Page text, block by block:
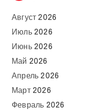
Август 2026
Июль 2026
Июнь 2026
Май 2026
Апрель 2026
Март 2026
Февраль 2026